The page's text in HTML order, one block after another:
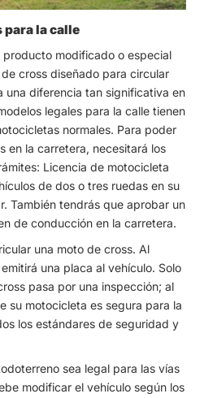
para la calle
producto modificado o especial
cross diseñado para circular
una diferencia tan significativa en
legales para la calle tienen
normales. Para poder
en la carretera, necesitará los
Licencia de motocicleta
de dos o tres ruedas en su
También tendrás que aprobar un
de conducción en la carretera.
una moto de cross. Al
una placa al vehículo. Solo
pasa por una inspección; al
su motocicleta es segura para la
los estándares de seguridad y
sea legal para las vías
modificar el vehículo según los